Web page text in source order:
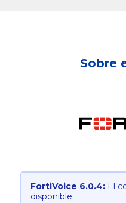
Sobre
FortiVoice 6.0.4: El
disponible